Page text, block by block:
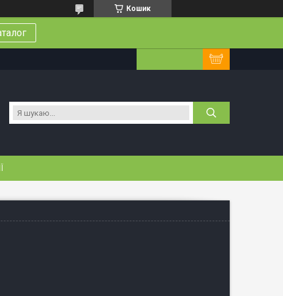
Кошик